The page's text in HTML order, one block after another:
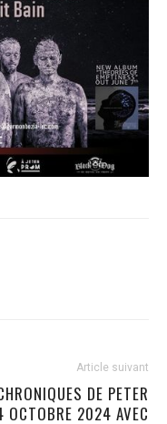
Article suivant
DE PETER
OCTOBRE 2024 AVEC